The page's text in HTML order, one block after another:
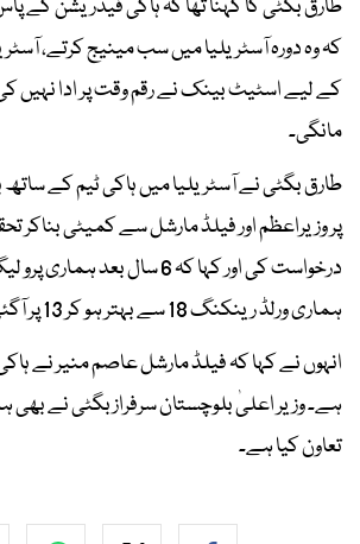
طارق بگٹی کا کہنا تھا کہ ہاکی فیڈریشن کے
کہ وہ دورہ آسٹریلیا میں سب مینیج کرتے،
کے لیے اسٹیٹ بینک نے رقم وقت پر ادا نہیں
مانگی۔
طارق بگٹی نے آسٹریلیا میں ہاکی ٹیم کے
پر وزیراعظم اور فیلڈ مارشل سے کمیٹی بناکر
درخواست کی اور کہا کہ 6 سال
ہماری ورلڈ رینکنگ 18 سے بہتر ہو کر 13 پر آگئی ہے۔
انہوں نے کہا کہ فیلڈ مارشل عاصم منیر نے
ہے۔ وزیر اعلیٰ بلوچستان سرفراز بگٹی نے
تعاون کیا ہے۔